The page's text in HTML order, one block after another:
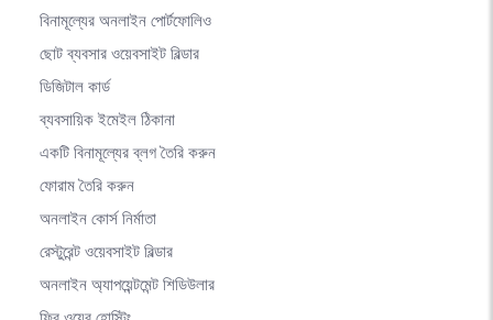
বিনামূল্যের অনলাইন পোর্টফোলিও
ছোট ব্যবসার ওয়েবসাইট বিল্ডার
ডিজিটাল কার্ড
ব্যবসায়িক ইমেইল ঠিকানা
একটি বিনামূল্যের ব্লগ তৈরি করুন
ফোরাম তৈরি করুন
অনলাইন কোর্স নির্মাতা
রেস্টুরেন্ট ওয়েবসাইট বিল্ডার
অনলাইন অ্যাপয়েন্টমেন্ট শিডিউলার